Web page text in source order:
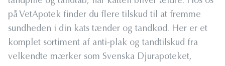
på VetApotek finder du flere tilskud til at fremme
sundheden i din kats tænder og tandkød. Her er et
komplet sortiment af anti-plak og tandtilskud fra
velkendte mærker som Svenska Djurapoteket,